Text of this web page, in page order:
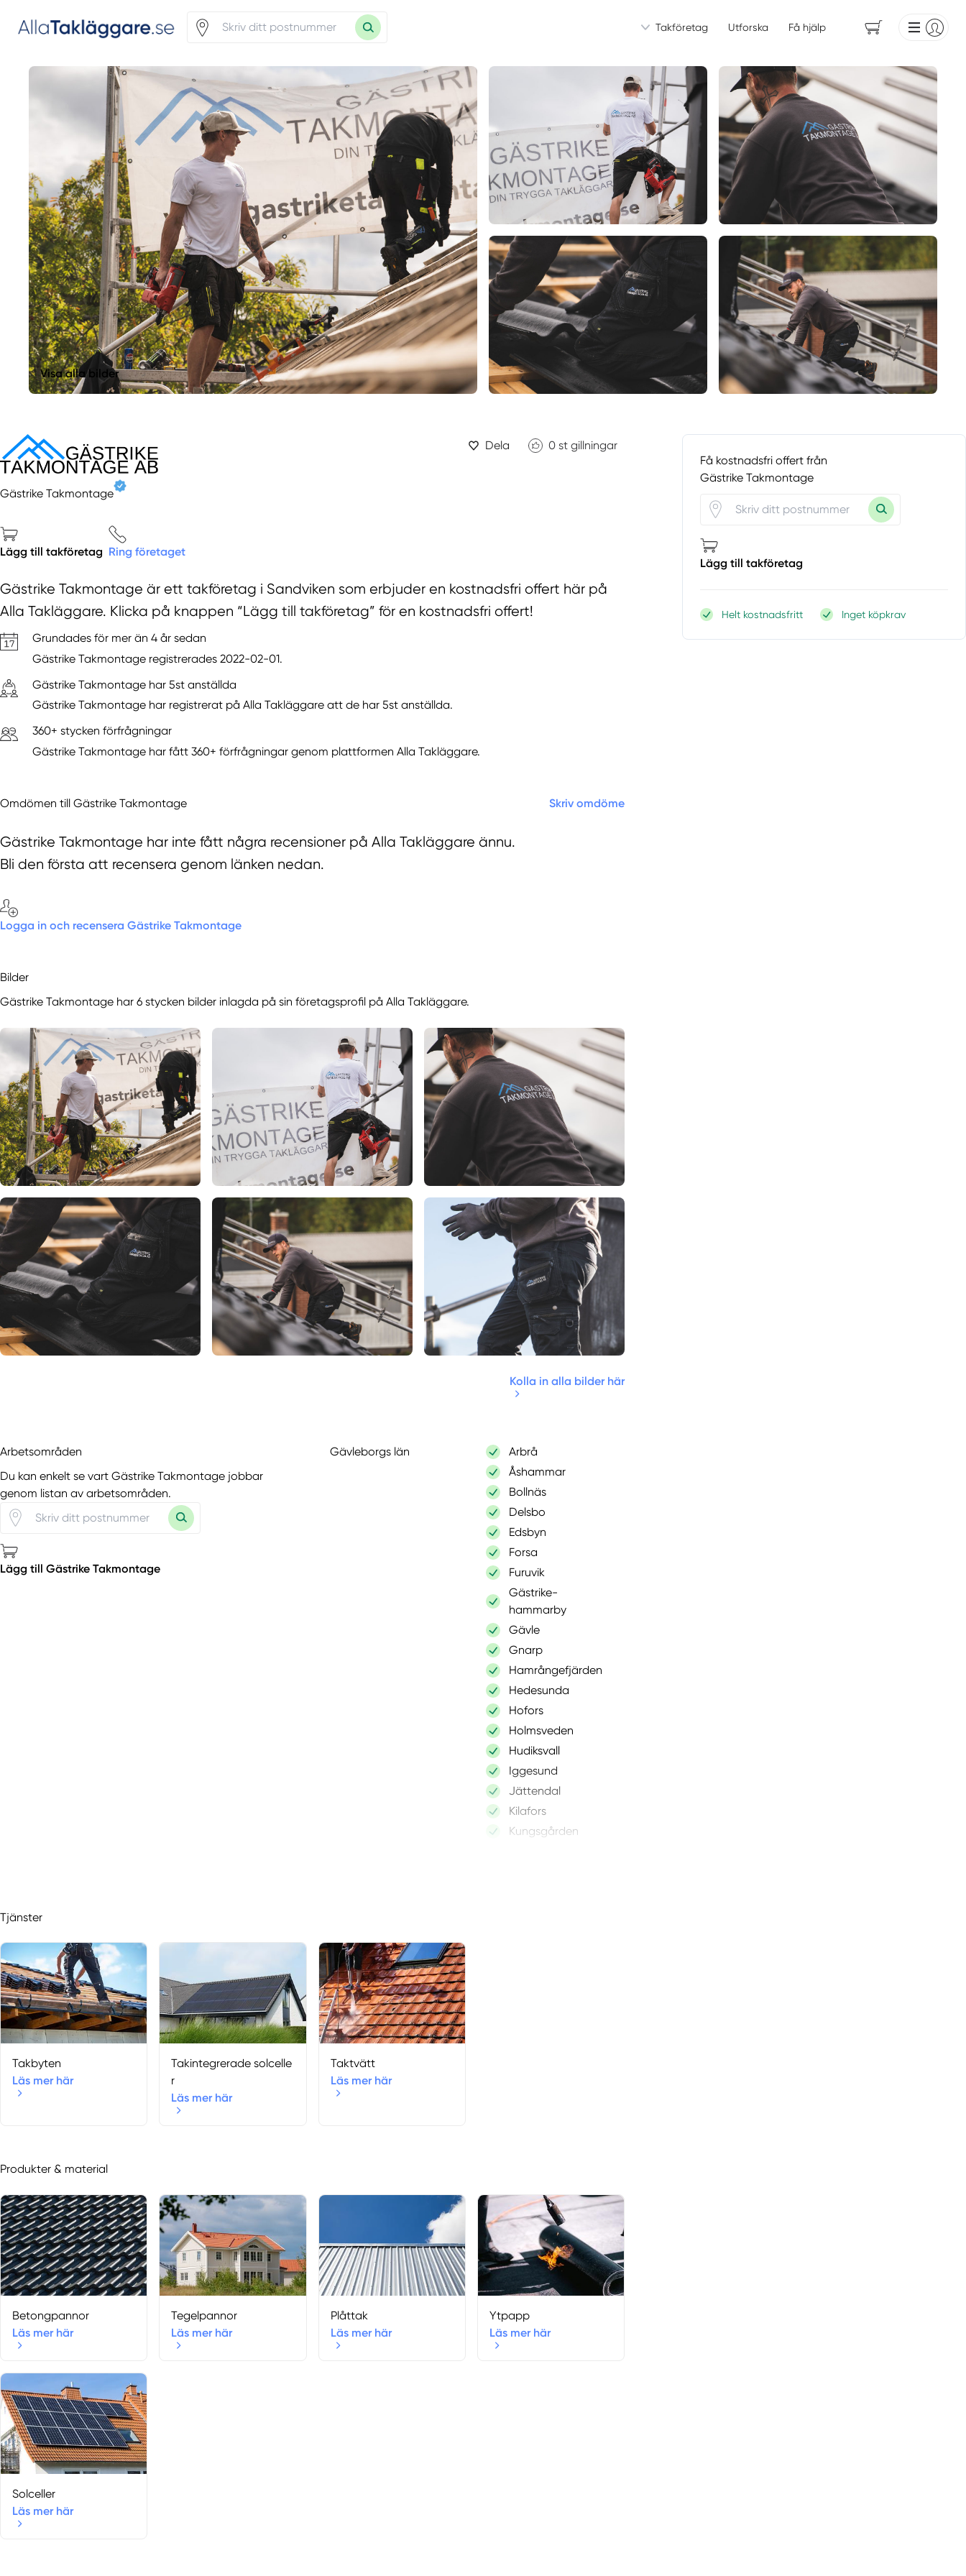
Takföretag Utforska Få hjälp
Visa alla bilder
Dela 0 st gillningar
Gästrike Takmontage
Lägg till takföretag Ring företaget
Gästrike Takmontage är ett takföretag i Sandviken som erbjuder en kostnadsfri offert här på
Alla Takläggare. Klicka på knappen “Lägg till takföretag” för en kostnadsfri offert!
Grundades för mer än 4 år sedan
Gästrike Takmontage registrerades 2022-02-01.
Gästrike Takmontage har 5st anställda
Gästrike Takmontage har registrerat på Alla Takläggare att de har 5st anställda.
360+ stycken förfrågningar
Gästrike Takmontage har fått 360+ förfrågningar genom plattformen Alla Takläggare.
Omdömen till Gästrike Takmontage Skriv omdöme
Gästrike Takmontage har inte fått några recensioner på Alla Takläggare ännu.
Bli den första att recensera genom länken nedan.
Logga in och recensera Gästrike Takmontage
Bilder
Gästrike Takmontage har 6 stycken bilder inlagda på sin företagsprofil på Alla Takläggare.
Kolla in alla bilder här
Arbetsområden
Du kan enkelt se vart Gästrike Takmontage jobbar
genom listan av arbetsområden.
Lägg till Gästrike Takmontage
Gävleborgs län
Arbrå
Åshammar
Bollnäs
Delsbo
Edsbyn
Forsa
Furuvik
Gästrike-
hammarby
Gävle
Gnarp
Hamrångefjärden
Hedesunda
Hofors
Holmsveden
Hudiksvall
Iggesund
Jättendal
Kilafors
Kungsgården
Tjänster
Takbyten
Läs mer här
Takintegrerade solcelle
r
Läs mer här
Taktvätt
Läs mer här
Produkter & material
Betongpannor
Läs mer här
Tegelpannor
Läs mer här
Plåttak
Läs mer här
Ytpapp
Läs mer här
Solceller
Läs mer här
Få kostnadsfri offert från
Gästrike Takmontage
Lägg till takföretag
Helt kostnadsfritt Inget köpkrav